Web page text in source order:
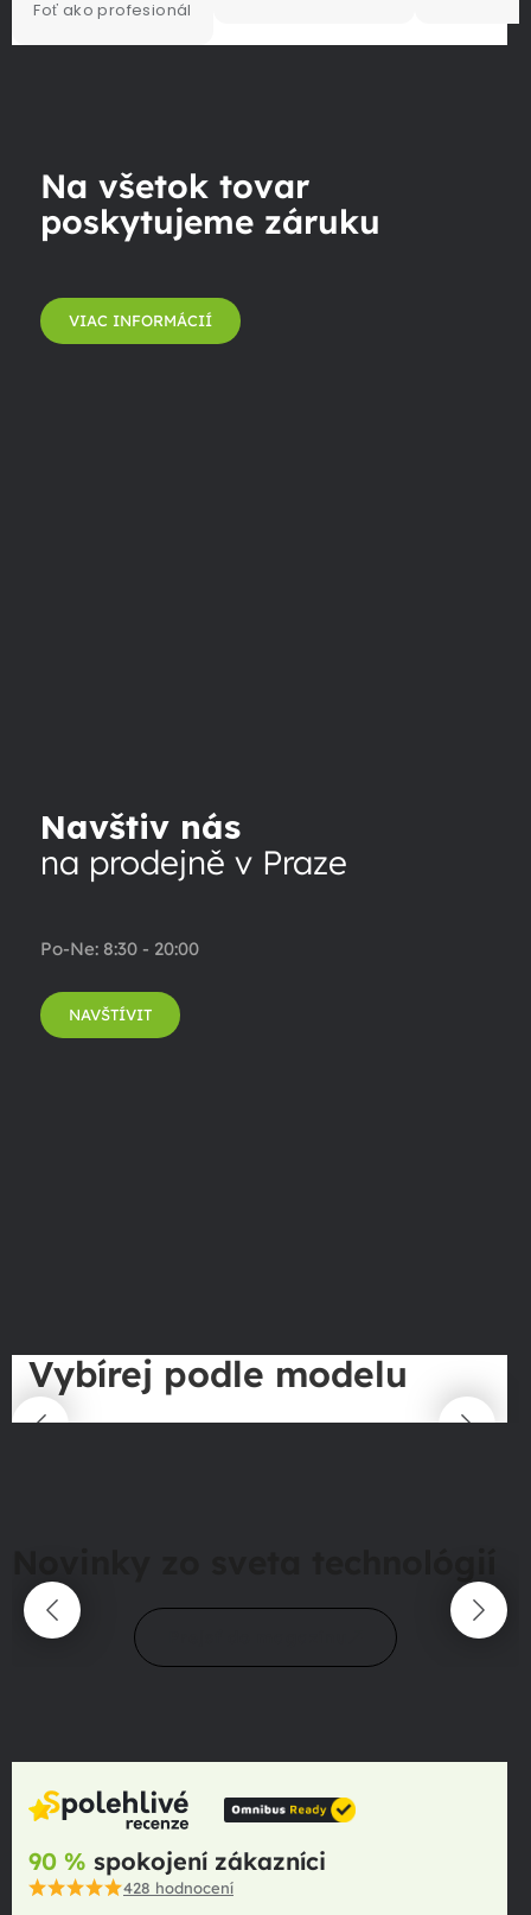
Foť ako profesionál
Na všetok tovar
poskytujeme záruku
VIAC INFORMÁCIÍ
Navštiv nás
na prodejně v Praze
Po-Ne: 8:30 - 20:00
NAVŠTÍVIT
Vybírej podle modelu
90 % spokojení zákazníci
428 hodnocení